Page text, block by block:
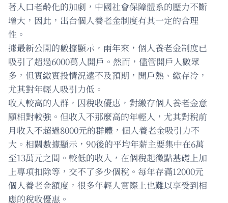
著人口老齡化的加劇，中國社會保障體系的壓力不斷
增大，因此，出台個人養老金制度有其一定的合理
性。
據最新公開的數據顯示，兩年來，個人養老金制度已
吸引了超過6000萬人開戶。然而，儘管開戶人數眾
多，但實繳實投情況遠不及預期，開戶熱、繳存冷，
尤其對年輕人吸引力低。
收入較高的人群，因稅收優惠，對繳存個人養老金意
願相對較強。但收入不那麼高的年輕人，尤其對稅前
月收入不超過8000元的群體，個人養老金吸引力不
大。相關數據顯示，90後的平均年薪主要集中在6萬
至13萬元之間。較低的收入，在個稅起徵點基礎上加
上專項扣除等，交不了多少個稅。每年存滿12000元
個人養老金額度，很多年輕人實際上也難以享受到相
應的稅收優惠。